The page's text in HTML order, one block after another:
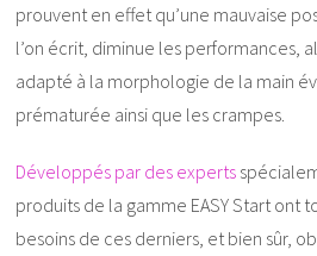
prouvent en effet qu’une mauvaise
l’on écrit, diminue les performances,
adapté à la morphologie de la main
prématurée ainsi que les crampes.
Développés par des experts
produits de la gamme EASY Start ont
besoins de ces derniers, et bien sûr,